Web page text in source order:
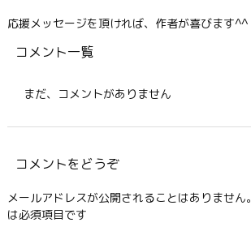
応援メッセージを頂ければ、作者が喜びます^^
コメント一覧
まだ、コメントがありません
コメントをどうぞ
メールアドレスが公開されることはありません。
は必須項目です